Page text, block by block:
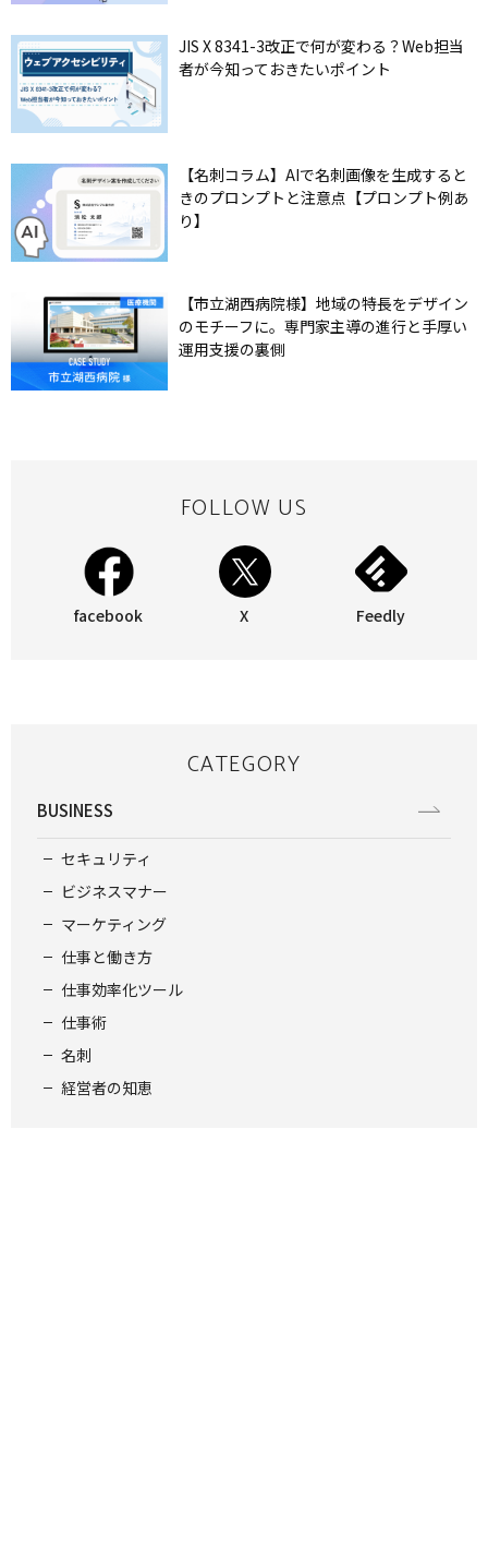
JIS X 8341-3改正で何が変わる？Web担当
者が今知っておきたいポイント
【名刺コラム】AIで名刺画像を生成すると
きのプロンプトと注意点【プロンプト例あ
り】
【市立湖西病院様】地域の特長をデザイン
のモチーフに。専門家主導の進行と手厚い
運用支援の裏側
FOLLOW US
facebook X Feedly
CATEGORY
BUSINESS
セキュリティ
ビジネスマナー
マーケティング
仕事と働き方
仕事効率化ツール
仕事術
名刺
経営者の知恵